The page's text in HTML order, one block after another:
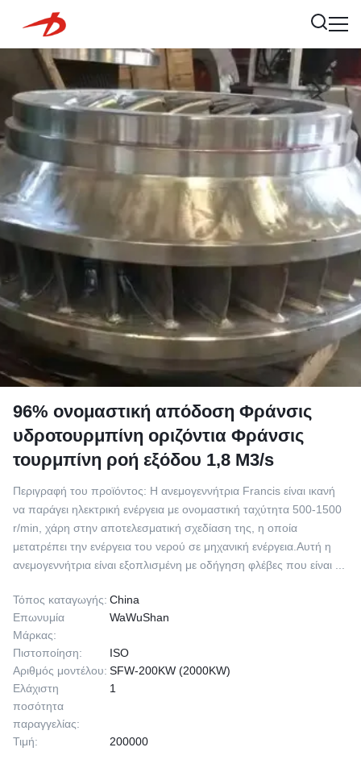
96% ονομαστική απόδοση Φράνσις
υδροτουρμπίνη οριζόντια Φράνσις
τουρμπίνη ροή εξόδου 1,8 M3/s
Περιγραφή του προϊόντος: Η ανεμογεννήτρια Francis είναι ικανή
να παράγει ηλεκτρική ενέργεια με ονομαστική ταχύτητα 500-1500
r/min, χάρη στην αποτελεσματική σχεδίαση της, η οποία
μετατρέπει την ενέργεια του νερού σε μηχανική ενέργεια.Αυτή η
ανεμογεννήτρια είναι εξοπλισμένη με οδήγηση φλέβες που είναι ...
Τόπος καταγωγής: China
Επωνυμία
Μάρκας:
WaWuShan
Πιστοποίηση:
ISO
Αριθμός μοντέλου: SFW-200KW (2000KW)
Ελάχιστη
ποσότητα
παραγγελίας:
1
Τιμή: 200000